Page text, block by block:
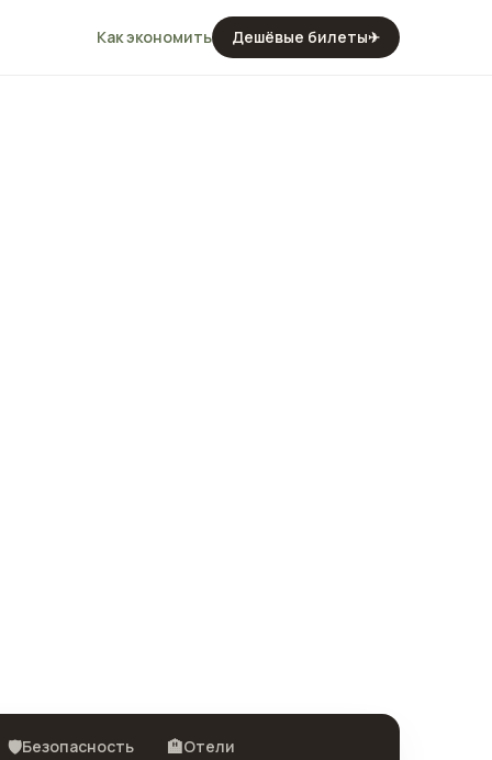
Как экономить Дешёвые билеты✈
🛡️Безопасность 🏨Отели